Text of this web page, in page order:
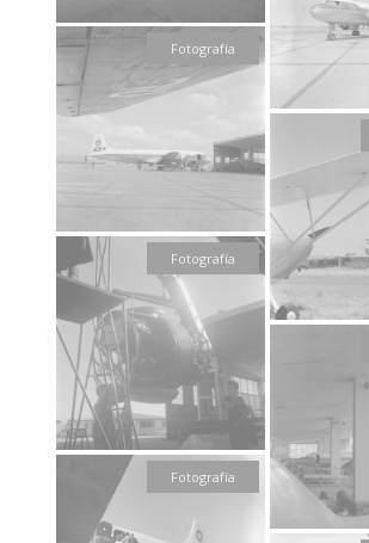
Fotografía
Fotografía
Fotografía